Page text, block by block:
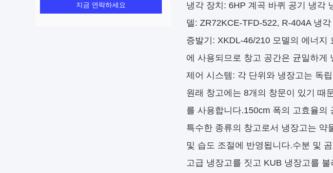
지금 연락하세요
냉각 장치: 6HP 계곡 바퀴 공기 냉각
델: ZR72KCE-TFD-522, R-404A 냉
증발기: XKDL-46/210 모델의 에너지
에 사용되므로 창고 공간은 균일하게
제어 시스템: 각 단위와 냉장고는 독
원래 창고에는 8개의 창문이 있기 때
를 사용합니다.150cm 폭의 고효율의
특수한 종류의 창고로서 냉장고는 약
및 습도 조절에 반영됩니다.수분 및
고급 냉장고를 짓고 KUB 냉장고를 불